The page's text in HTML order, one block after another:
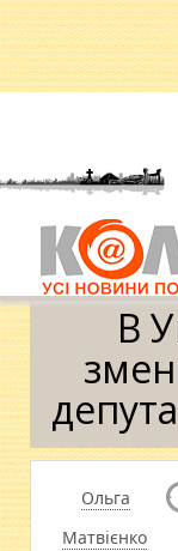
Головна »
хочуть
В
Ольга
Матвієнко